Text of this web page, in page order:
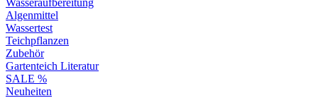
Wasseraufbereitung
Algenmittel
Wassertest
Teichpflanzen
Zubehör
Gartenteich Literatur
SALE %
Neuheiten